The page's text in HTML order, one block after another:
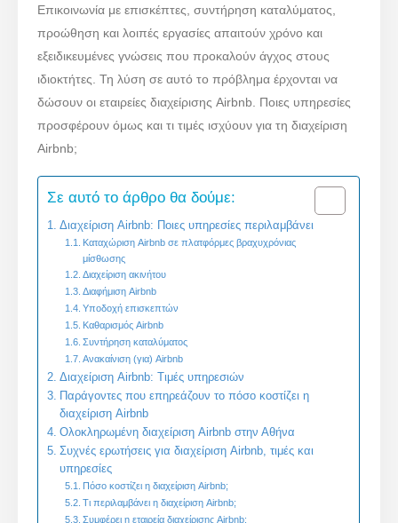
Επικοινωνία με επισκέπτες, συντήρηση καταλύματος,
προώθηση και λοιπές εργασίες απαιτούν χρόνο και
εξειδικευμένες γνώσεις που προκαλούν άγχος στους
ιδιοκτήτες. Τη λύση σε αυτό το πρόβλημα έρχονται να
δώσουν οι εταιρείες διαχείρισης Airbnb. Ποιες υπηρεσίες
προσφέρουν όμως και τι τιμές ισχύουν για τη διαχείριση
Airbnb;
Σε αυτό το άρθρο θα δούμε:
Διαχείριση Airbnb: Ποιες υπηρεσίες περιλαμβάνει
Καταχώριση Airbnb σε πλατφόρμες βραχυχρόνιας
μίσθωσης
Διαχείριση ακινήτου
Διαφήμιση Airbnb
Υποδοχή επισκεπτών
Καθαρισμός Airbnb
Συντήρηση καταλύματος
Ανακαίνιση (για) Airbnb
Διαχείριση Airbnb: Τιμές υπηρεσιών
Παράγοντες που επηρεάζουν το πόσο κοστίζει η
διαχείριση Airbnb
Ολοκληρωμένη διαχείριση Airbnb στην Αθήνα
Συχνές ερωτήσεις για διαχείριση Airbnb, τιμές και
υπηρεσίες
Πόσο κοστίζει η διαχείριση Airbnb;
Τι περιλαμβάνει η διαχείριση Airbnb;
Συμφέρει η εταιρεία διαχείρισης Airbnb;